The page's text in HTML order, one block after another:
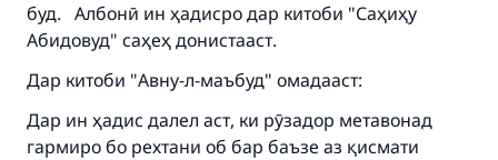
буд. Албонӣ ин ҳадисро дар китоби "Саҳиҳу
Абидовуд" саҳеҳ донистааст.
Дар китоби "Авну-л-маъбуд" омадааст:
Дар ин ҳадис далел аст, ки рӯзадор метавонад
гармиро бо рехтани об бар баъзе аз қисмати